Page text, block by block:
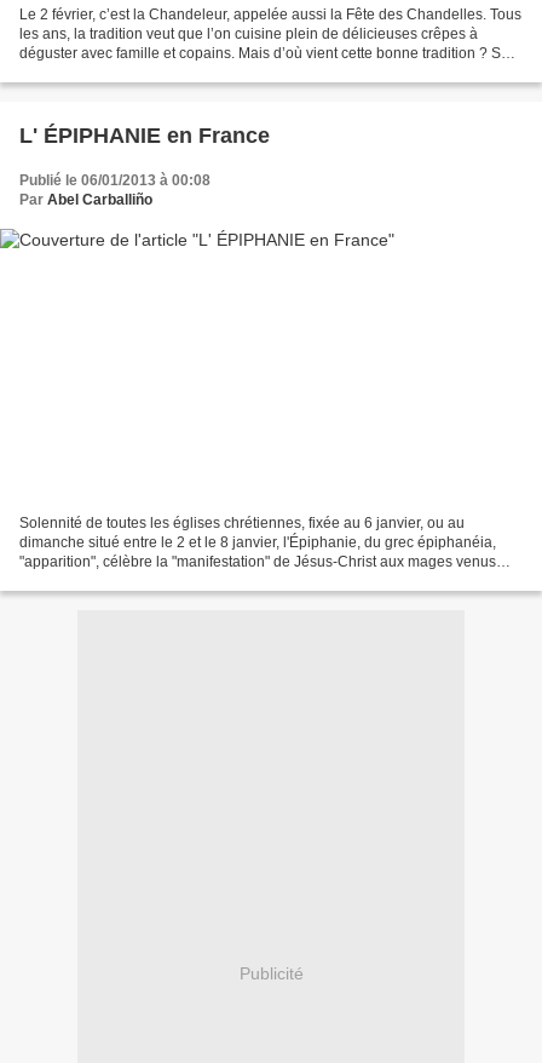
Le 2 février, c’est la Chandeleur, appelée aussi la Fête des Chandelles. Tous
les ans, la tradition veut que l’on cuisine plein de délicieuses crêpes à
déguster avec famille et copains. Mais d’où vient cette bonne tradition ? Son
L' ÉPIPHANIE en France
Publié le 06/01/2013 à 00:08
Par Abel Carballiño
Solennité de toutes les églises chrétiennes, fixée au 6 janvier, ou au
dimanche situé entre le 2 et le 8 janvier, l'Épiphanie, du grec épiphanéia,
"apparition", célèbre la "manifestation" de Jésus-Christ aux mages venus
Publicité